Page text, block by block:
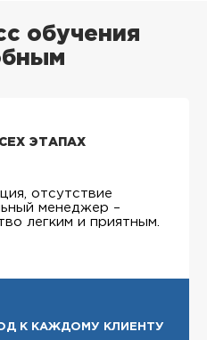
обучения
ЭТАПАХ
отсутствие
менеджер –
легким и приятным.
К КАЖДОМУ КЛИЕНТУ